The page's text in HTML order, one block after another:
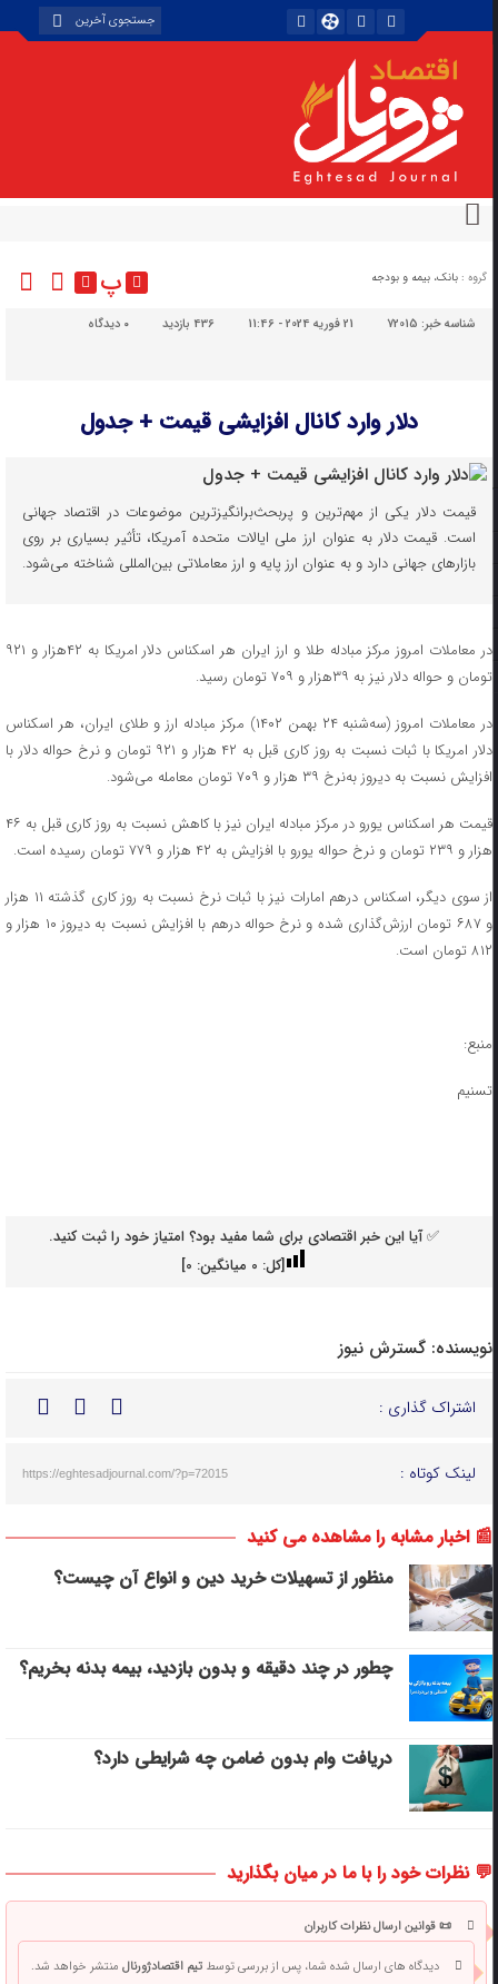
گروه : بانک، بیمه و بودجه پ
شناسه خبر:72015 21 فوریه 2024 - 11:46 436 بازدید دیدگاه
دلار وارد کانال افزایشی قیمت + جدول
قیمت دلار یکی از مهم‌ترین و پربحث‌برانگیزترین موضوعات در اقتصاد جهانی
است. قیمت دلار به عنوان ارز ملی ایالات متحده آمریکا، تأثیر بسیاری بر روی
بازارهای جهانی دارد و به عنوان ارز پایه و ارز معاملاتی بین‌المللی شناخته می‌شود.
در معاملات امروز مرکز مبادله طلا و ارز ایران هر اسکناس دلار امریکا به ۴۲هزار و ۹۲۱
تومان و حواله دلار نیز به ۳۹هزار و ۷۰۹ تومان رسید.
در معاملات امروز (سه‌شنبه ۲۴ بهمن ۱۴۰۲) مرکز مبادله ارز و طلای ایران، هر اسکناس
دلار امریکا با ثبات نسبت به روز کاری قبل به ۴۲ هزار و ۹۲۱ تومان و نرخ حواله دلار با
افزایش نسبت به دیروز به‌‌نرخ ۳۹ هزار و ۷۰۹ تومان معامله می‌شود.
قیمت هر اسکناس یورو در مرکز مبادله ایران نیز با کاهش نسبت به روز کاری قبل به ۴۶
هزار و ۲۳۹ تومان و نرخ حواله یورو با افزایش به ۴۲ هزار و ۷۷۹ تومان رسیده است.
از سوی دیگر، اسکناس درهم امارات نیز با ثبات نرخ نسبت به روز کاری گذشته ۱۱ هزار
و ۶۸۷ تومان ارزش‌گذاری شده و نرخ حواله درهم با افزایش نسبت به دیروز ۱۰ هزار و
۸۱۲ تومان است.
منبع:
تسنیم
✅ آیا این خبر اقتصادی برای شما مفید بود؟ امتیاز خود را ثبت کنید.
[کل: 0میانگین: 0
]
نویسنده: گسترش نیوز
اشتراک گذاری :
لینک کوتاه : https://eghtesadjournal.com/?p=72015
📰 اخبار مشابه را مشاهده می کنید
منظور از تسهیلات خرید دین و انواع آن چیست؟
چطور در چند دقیقه و بدون بازدید، بیمه بدنه بخریم؟
دریافت وام بدون ضامن چه شرایطی دارد؟
💬 نظرات خود را با ما در میان بگذارید
📜 قوانین ارسال نظرات کاربران
دیدگاه های ارسال شده شما، پس از بررسی توسطتیم اقتصادژورنالمنتشر خواهد شد.